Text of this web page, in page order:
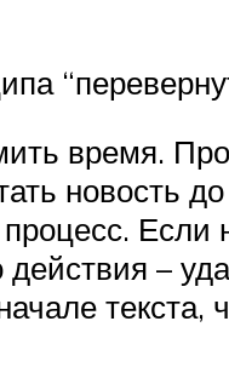
время.
новость
процесс.
действия –
текста,